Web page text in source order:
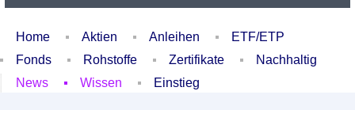
Home Aktien Anleihen
ETF/ETP
Fonds
Rohstoffe Zertifikate
Nachhaltig
News
Wissen Einstieg